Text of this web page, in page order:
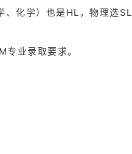
、化学）也是HL，物理选SL
业录取要求。